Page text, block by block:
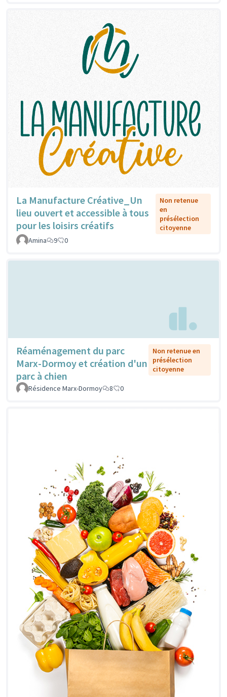
La Manufacture Créative_Un
lieu ouvert et accessible à tous
pour les loisirs créatifs
Non retenue
en
présélection
citoyenne
Amina
9 0
Réaménagement du parc
Marx-Dormoy et création d'un
parc à chien
Non retenue en
présélection
citoyenne
Résidence Marx-Dormoy 8 0